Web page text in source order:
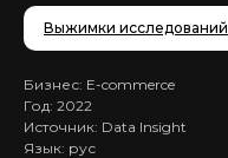
Выжимки исследований
Бизнес: E-commerce
Год: 2022
Источник: Data Insight
Язык: рус